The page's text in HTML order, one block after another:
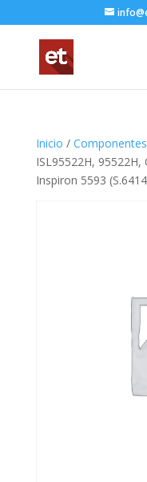
Inicio / Componentes
ISL95522H,
Inspiron 5593